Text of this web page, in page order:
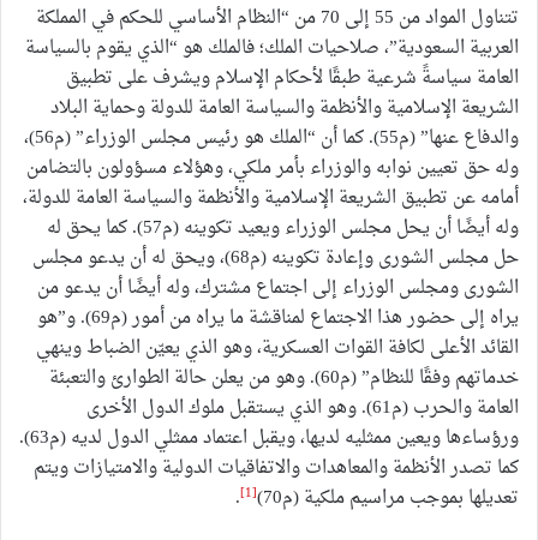
تتناول المواد من 55 إلى 70 من “النظام الأساسي للحكم في المملكة
العربية السعودية”، صلاحيات الملك؛ فالملك هو “الذي يقوم بالسياسة
العامة سياسةً شرعية طبقًا لأحكام الإسلام ويشرف على تطبيق
الشريعة الإسلامية والأنظمة والسياسة العامة للدولة وحماية البلاد
والدفاع عنها” (م55). كما أن “الملك هو رئيس مجلس الوزراء” (م56)،
وله حق تعيين نوابه والوزراء بأمر ملكي، وهؤلاء مسؤولون بالتضامن
أمامه عن تطبيق الشريعة الإسلامية والأنظمة والسياسة العامة للدولة،
وله أيضًا أن يحل مجلس الوزراء ويعيد تكوينه (م57). كما يحق له
حل مجلس الشورى وإعادة تكوينه (م68)، ويحق له أن يدعو مجلس
الشورى ومجلس الوزراء إلى اجتماع مشترك، وله أيضًا أن يدعو من
يراه إلى حضور هذا الاجتماع لمناقشة ما يراه من أمور (م69). و”هو
القائد الأعلى لكافة القوات العسكرية، وهو الذي يعيّن الضباط وينهي
خدماتهم وفقًا للنظام” (م60). وهو من يعلن حالة الطوارئ والتعبئة
العامة والحرب (م61). وهو الذي يستقبل ملوك الدول الأخرى
ورؤساءها ويعين ممثليه لديها، ويقبل اعتماد ممثلي الدول لديه (م63).
كما تصدر الأنظمة والمعاهدات والاتفاقيات الدولية والامتيازات ويتم
تعديلها بموجب مراسيم ملكية (م70)
[1]
.